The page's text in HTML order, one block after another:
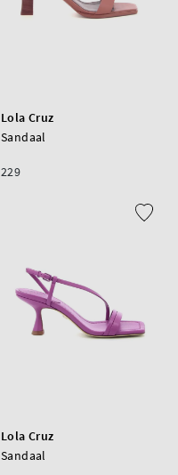
Lola Cruz
Sandaal
229
Lola Cruz
Sandaal